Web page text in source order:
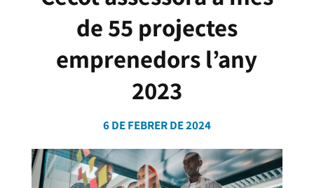
de 55 projectes
emprenedors l’any
2023
6 DE FEBRER DE 2024